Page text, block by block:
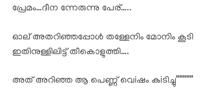
പ്രേമം…ദീന ന്നേരുന്നു പേര്…..
ഓല് അതറിഞ്ഞപ്പോൾ തള്ളേനിം മോനിം കൂടി
ഇതിനുള്ളിലിട്ട് തീകൊളുത്തി….
അത് അറിഞ്ഞ ആ പെണ്ണ് വെiഷം കുiടിച്ചു”””””